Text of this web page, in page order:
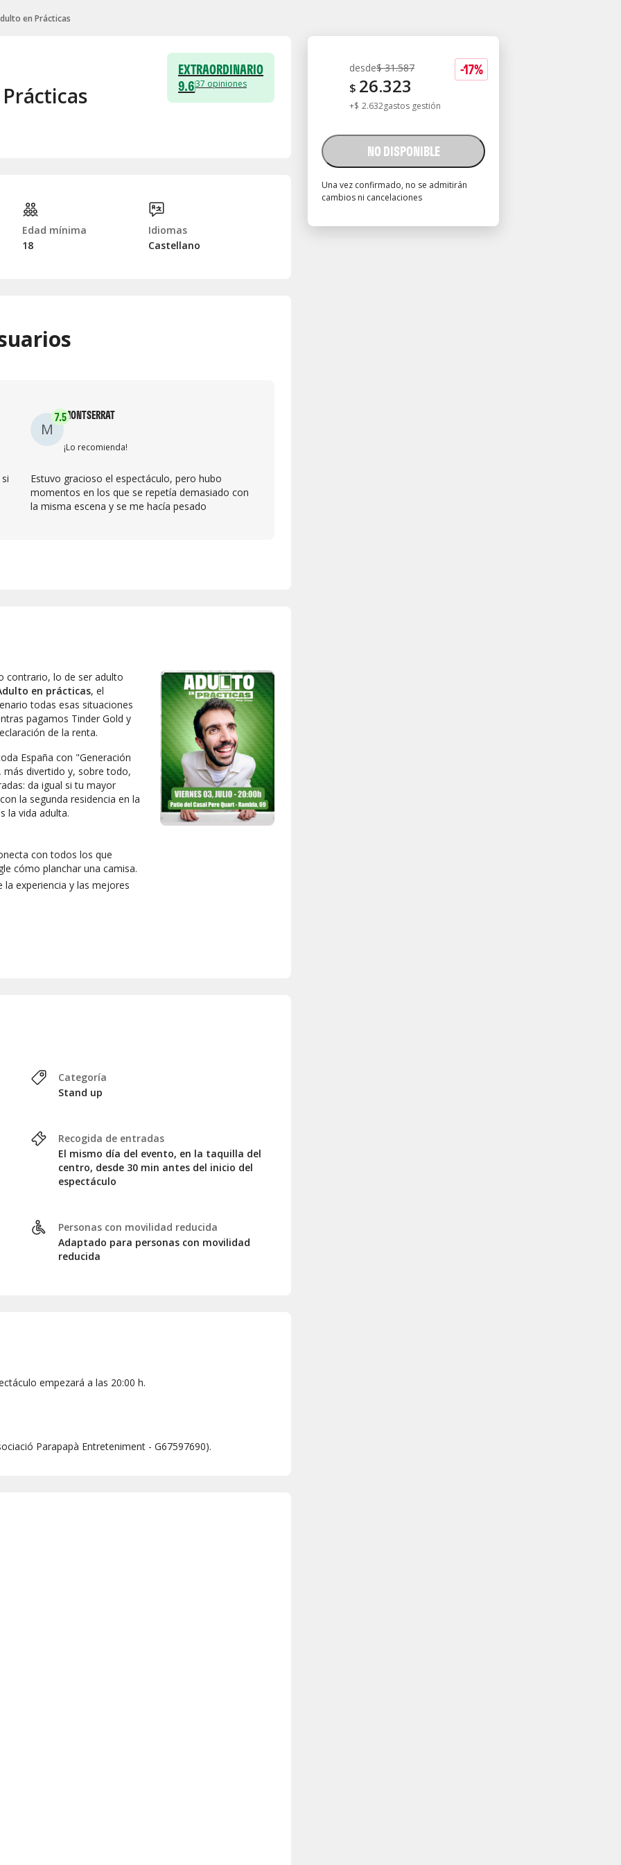
en Prácticas
-17%
desde$ 31.587
$ 26.323
+$ 2.632gastos gestión
NO DISPONIBLE
Una vez confirmado, no se admitirán
cambios ni cancelaciones
EXTRAORDINARIO
9.637 opiniones
Edad mínima
18
Idiomas
Castellano
M
7.5MONTSERRAT
¡Lo recomienda!
Estuvo gracioso el espectáculo, pero hubo
momentos en los que se repetía demasiado con
la misma escena y se me hacía pesado
contrario, lo de ser adulto
en prácticas, el
todas esas situaciones
pagamos Tinder Gold y
de la renta.
España con "Generación
divertido y, sobre todo,
da igual si tu mayor
la segunda residencia en la
la vida adulta.
con todos los que
cómo planchar una camisa.
experiencia y las mejores
que improvisa en
monólogo que transforma
Categoría
Stand up
Recogida de entradas
El mismo día del evento, en la taquilla del
centro, desde 30 min antes del inicio del
espectáculo
Personas con movilidad reducida
Adaptado para personas con movilidad
reducida
empezará a las 20:00 h.
Parapapà Entreteniment - G67597690).